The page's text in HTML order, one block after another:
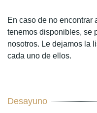
En caso de no encontrar
tenemos disponibles, se
nosotros. Le dejamos la
cada uno de ellos.
Desayuno